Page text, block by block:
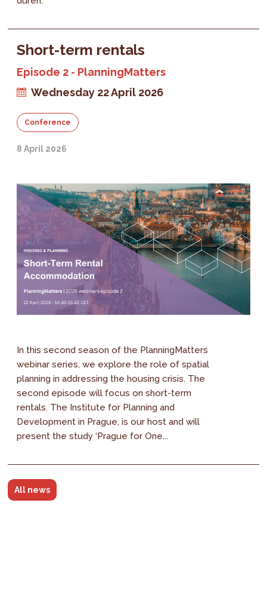
Short-term rentals
Episode 2 - PlanningMatters
Wednesday 22 April 2026
Conference
8 April 2026
In this second season of the PlanningMatters
webinar series, we explore the role of spatial
planning in addressing the housing crisis. The
second episode will focus on short-term
rentals. The Institute for Planning and
Development in Prague, is our host and will
present the study ‘Prague for One...
All news